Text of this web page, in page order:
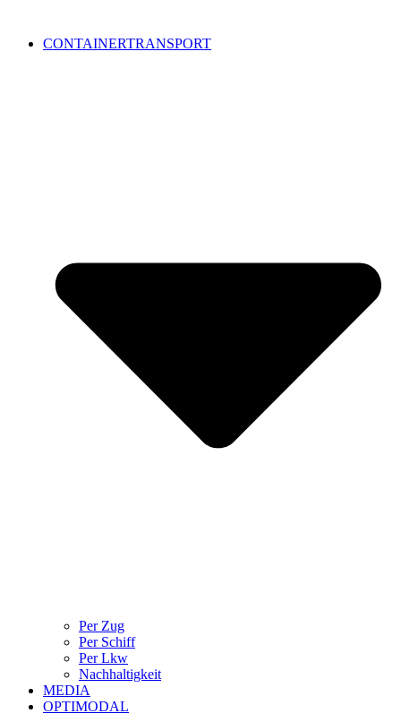
CONTAINERTRANSPORT
Per Zug
Per Schiff
Per Lkw
Nachhaltigkeit
MEDIA
OPTIMODAL